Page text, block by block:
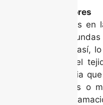
Los dolores
relacionados
caries
cuando es así,
afectando el
circunstancia
las cordales o
causan